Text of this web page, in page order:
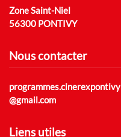
Zone Saint-Niel
56300 PONTIVY
Nous contacter
programmes.cinerexpontivy
@gmail.com
Liens utiles